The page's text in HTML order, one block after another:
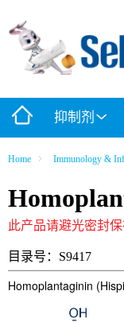
抑制剂
Home Immunology &
此产品请避光密封保
目录号：S9417
Homoplantaginin